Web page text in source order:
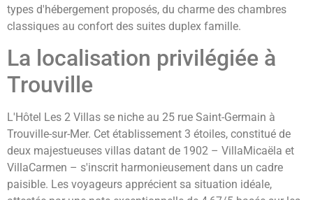
types d'hébergement proposés, du charme des chambres
classiques au confort des suites duplex famille.
La localisation privilégiée à
Trouville
L'Hôtel Les 2 Villas se niche au 25 rue Saint-Germain à
Trouville-sur-Mer. Cet établissement 3 étoiles, constitué de
deux majestueuses villas datant de 1902 – VillaMicaëla et
VillaCarmen – s'inscrit harmonieusement dans un cadre
paisible. Les voyageurs apprécient sa situation idéale,